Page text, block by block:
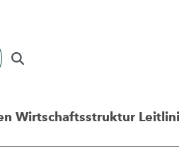
Wirtschaftsstruktur